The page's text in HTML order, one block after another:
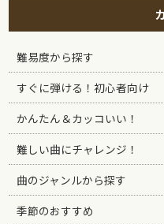
難易度から探す
すぐに弾ける！初心者向け
かんたん＆カッコいい！
難しい曲にチャレンジ！
曲のジャンルから探す
季節のおすすめ